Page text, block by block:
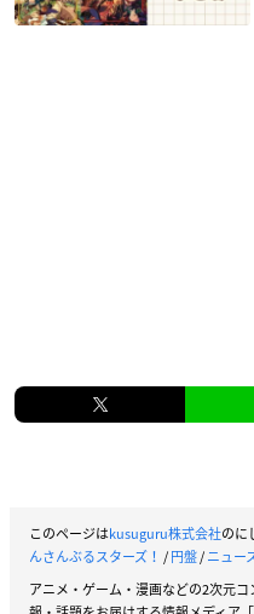
このページはkusuguru株式会社のに
んさんぶるスターズ！ /円盤/ニュー
アニメ・ゲーム・漫画などの2次元